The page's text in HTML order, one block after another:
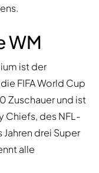
WM
ist der
FIFA World Cup
Zuschauer und ist
Chiefs, des NFL-
drei Super
alle